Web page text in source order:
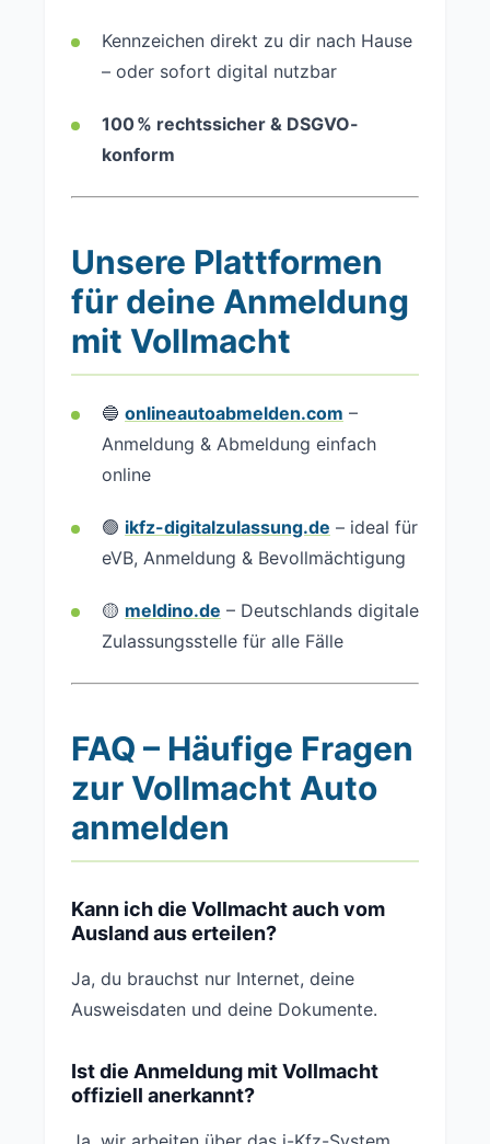
Kennzeichen direkt zu dir nach Hause
– oder sofort digital nutzbar
100 % rechtssicher & DSGVO-
konform
Unsere Plattformen
für deine Anmeldung
mit Vollmacht
🔵 onlineautoabmelden.com –
Anmeldung & Abmeldung einfach
online
🟢 ikfz-digitalzulassung.de – ideal für
eVB, Anmeldung & Bevollmächtigung
🟡 meldino.de – Deutschlands digitale
Zulassungsstelle für alle Fälle
FAQ – Häufige Fragen
zur Vollmacht Auto
anmelden
Kann ich die Vollmacht auch vom
Ausland aus erteilen?
Ja, du brauchst nur Internet, deine
Ausweisdaten und deine Dokumente.
Ist die Anmeldung mit Vollmacht
offiziell anerkannt?